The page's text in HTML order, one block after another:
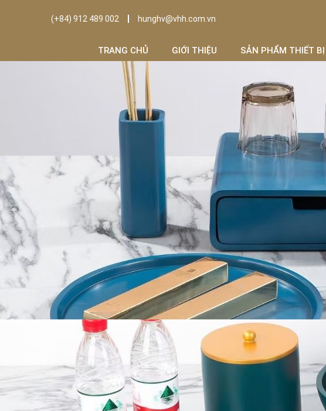
(+84) 912 489 002 hunghv@vhh.com.vn
TRANG CHỦ GIỚI THIỆU SẢN PHẨM THIẾT BỊ